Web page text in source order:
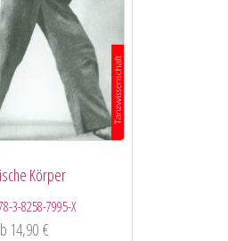
Körper
3-8258-7995-X
14,90 €